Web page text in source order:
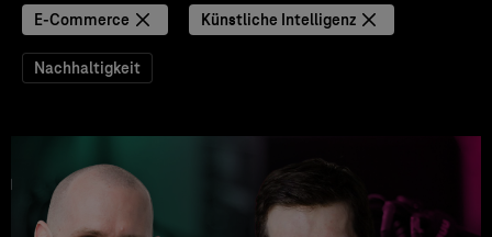
E-Commerce Künstliche Intelligenz
Nachhaltigkeit